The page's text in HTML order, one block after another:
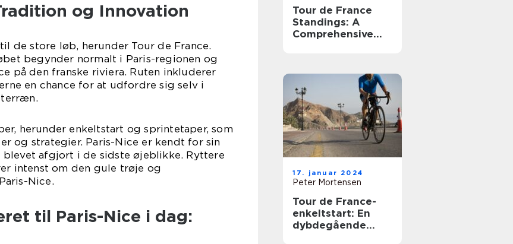
og Innovation
de store løb, herunder Tour de France.
begynder normalt i Paris-regionen og
på den franske riviera. Ruten inkluderer
en chance for at udfordre sig selv i
terræn.
herunder enkeltstart og sprintetaper, som
og strategier. Paris-Nice er kendt for sin
afgjort i de sidste øjeblikke. Ryttere
intenst om den gule trøje og
Nice.
til Paris-Nice i dag:
Tour de France
Standings: A
Comprehensive
17. januar 2024
Peter Mortensen
Tour de France-
enkeltstart: En
dybdegående